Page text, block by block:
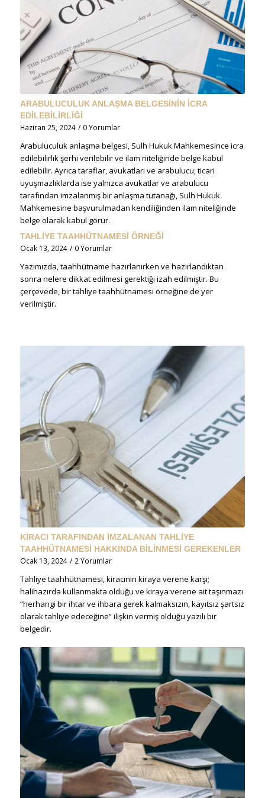
ARABULUCULUK ANLAŞMA BELGESİNİN İCRA
EDİLEBİLİRLİĞİ
Haziran 25, 2024 / 0 Yorumlar
Arabuluculuk anlaşma belgesi, Sulh Hukuk Mahkemesince icra
edilebilirlik şerhi verilebilir ve ilam niteliğinde belge kabul
edilebilir. Ayrıca taraflar, avukatları ve arabulucu; ticari
uyuşmazlıklarda ise yalnızca avukatlar ve arabulucu
tarafından imzalanmış bir anlaşma tutanağı, Sulh Hukuk
Mahkemesine başvurulmadan kendiliğinden ilam niteliğinde
belge olarak kabul görür.
TAHLİYE TAAHHÜTNAMESİ ÖRNEĞİ
Ocak 13, 2024 / 0 Yorumlar
Yazımızda, taahhütname hazırlanırken ve hazırlandıktan
sonra nelere dikkat edilmesi gerektiği izah edilmiştir. Bu
çerçevede, bir tahliye taahhütnamesi örneğine de yer
verilmiştir.
KİRACI TARAFINDAN İMZALANAN TAHLİYE
TAAHHÜTNAMESİ HAKKINDA BİLİNMESİ GEREKENLER
Ocak 13, 2024 / 2 Yorumlar
Tahliye taahhütnamesi, kiracının kiraya verene karşı;
halihazırda kullanmakta olduğu ve kiraya verene ait taşınmazı
“herhangi bir ihtar ve ihbara gerek kalmaksızın, kayıtsız şartsız
olarak tahliye edeceğine” ilişkin vermiş olduğu yazılı bir
belgedir.